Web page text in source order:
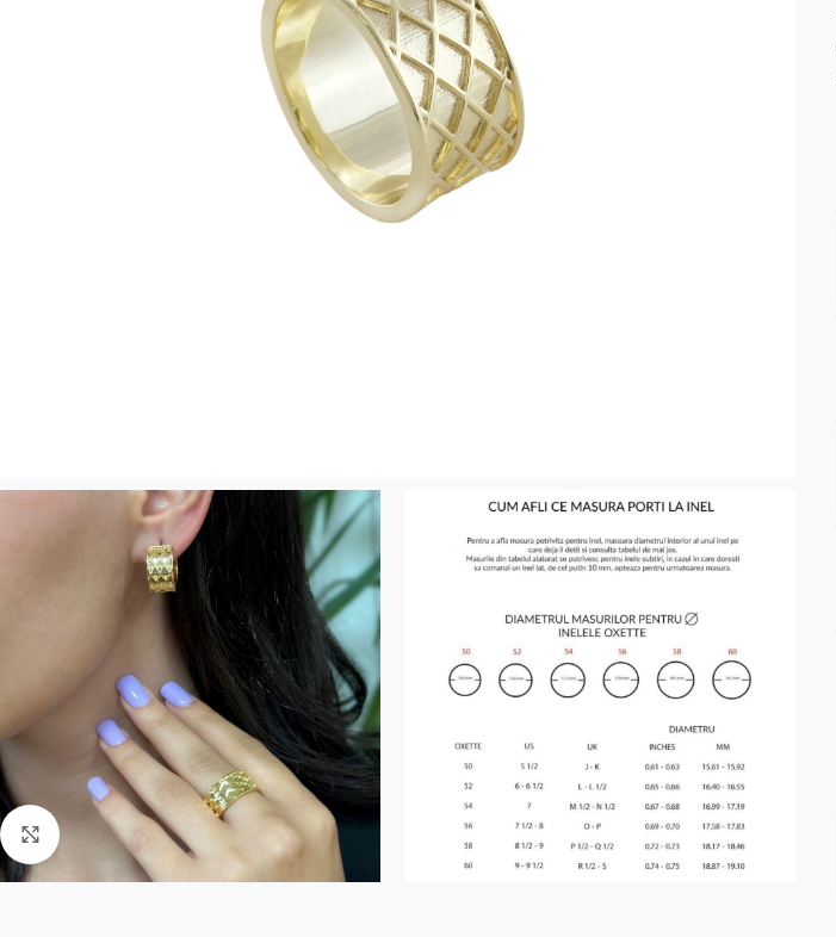
Click to enlarge